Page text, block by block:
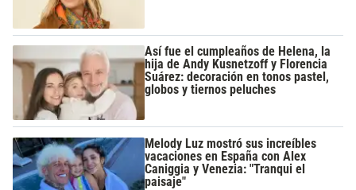
Así fue el cumpleaños de Helena, la
hija de Andy Kusnetzoff y Florencia
Suárez: decoración en tonos pastel,
globos y tiernos peluches
Melody Luz mostró sus increíbles
vacaciones en España con Alex
Caniggia y Venezia: "Tranqui el
paisaje"